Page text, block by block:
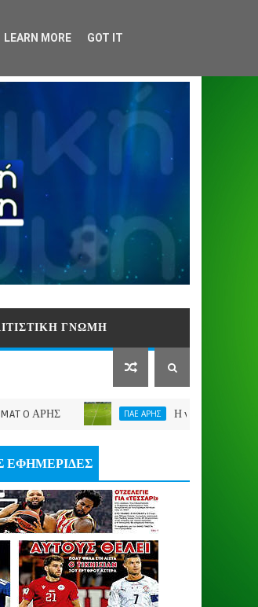
ΓΝΩΜΗ
ΠΑΕ ΑΡΗΣ Η νίκη μας έδωσε ώθηση
ΕΦΗΜΕΡΙΔΕΣ
LEARN MORE GOT IT